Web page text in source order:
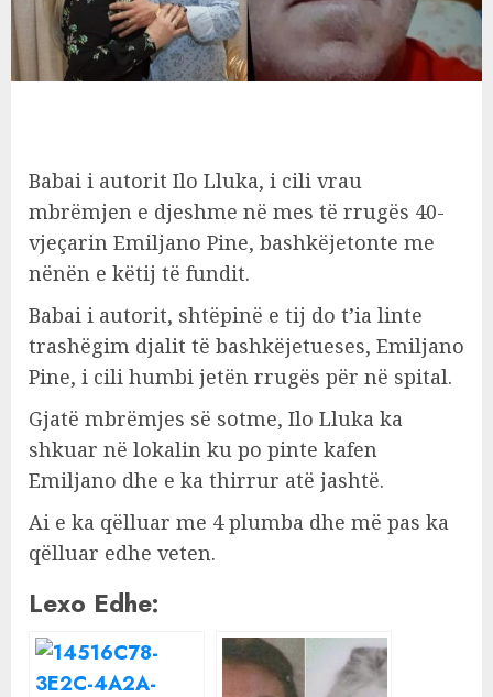
Babai i autorit Ilo Lluka, i cili vrau
mbrëmjen e djeshme në mes të rrugës 40-
vjeçarin Emiljano Pine, bashkëjetonte me
nënën e këtij të fundit.
Babai i autorit, shtëpinë e tij do t’ia linte
trashëgim djalit të bashkëjetueses, Emiljano
Pine, i cili humbi jetën rrugës për në spital.
Gjatë mbrëmjes së sotme, Ilo Lluka ka
shkuar në lokalin ku po pinte kafen
Emiljano dhe e ka thirrur atë jashtë.
Ai e ka qëlluar me 4 plumba dhe më pas ka
qëlluar edhe veten.
Lexo Edhe: